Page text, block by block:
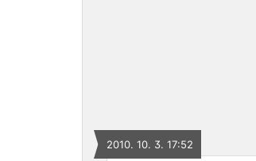
2010. 10. 3. 17:52